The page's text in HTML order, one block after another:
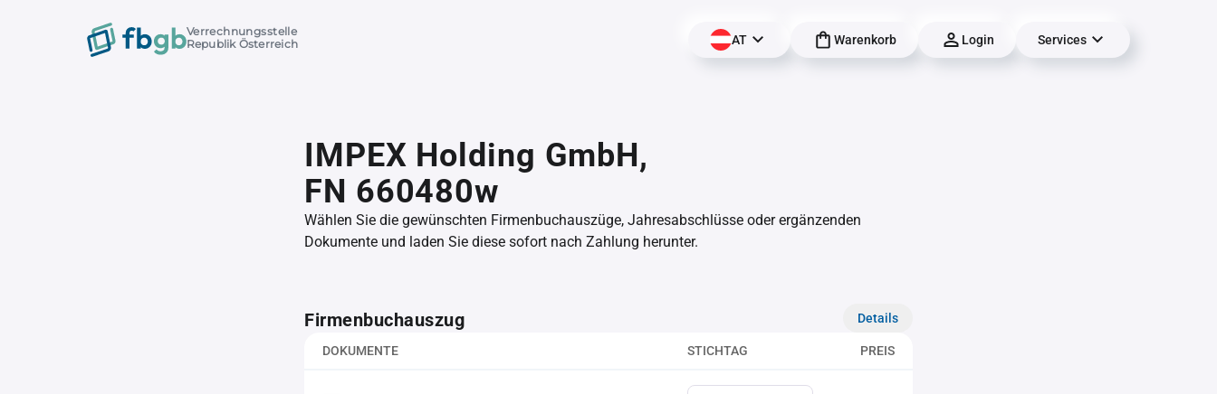
Verrechnungsstelle
Republik Österreich
AT Warenkorb Login Services
IMPEX Holding GmbH,
FN 660480w
Wählen Sie die gewünschten Firmenbuchauszüge, Jahresabschlüsse oder ergänzenden
Dokumente und laden Sie diese sofort nach Zahlung herunter.
Firmenbuchauszug Details
DOKUMENTE STICHTAG PREIS